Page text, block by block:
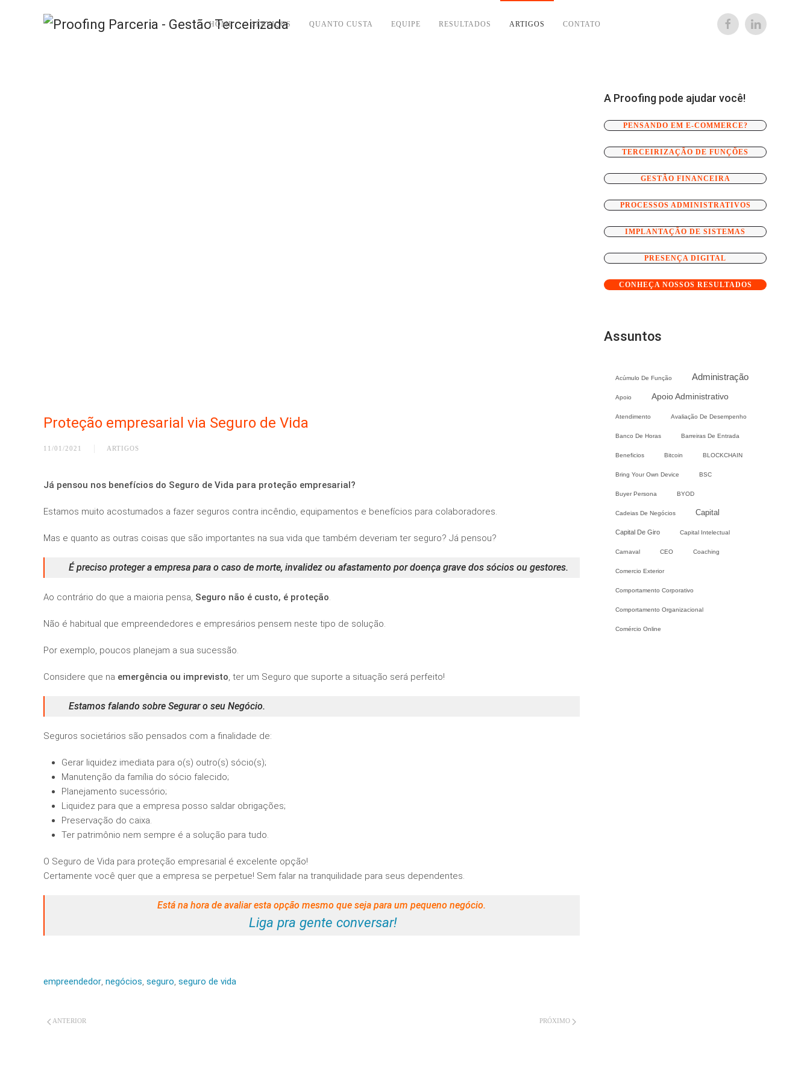
HOME SERVIÇOS QUANTO CUSTA EQUIPE RESULTADOS ARTIGOS CONTATO
Proteção empresarial via Seguro de Vida
11/01/2021 ARTIGOS
Já pensou nos benefícios do Seguro de Vida para proteção empresarial?
Estamos muito acostumados a fazer seguros contra incêndio, equipamentos e benefícios para colaboradores.
Mas e quanto as outras coisas que são importantes na sua vida que também deveriam ter seguro? Já pensou?
É preciso proteger a empresa para o caso de morte, invalidez ou afastamento por doença grave dos sócios ou gestores.
Ao contrário do que a maioria pensa, Seguro não é custo, é proteção.
Não é habitual que empreendedores e empresários pensem neste tipo de solução.
Por exemplo, poucos planejam a sua sucessão.
Considere que na emergência ou imprevisto, ter um Seguro que suporte a situação será perfeito!
Estamos falando sobre Segurar o seu Negócio.
Seguros societários são pensados com a finalidade de:
Gerar liquidez imediata para o(s) outro(s) sócio(s);
Manutenção da família do sócio falecido;
Planejamento sucessório;
Liquidez para que a empresa posso saldar obrigações;
Preservação do caixa.
Ter patrimônio nem sempre é a solução para tudo.
O Seguro de Vida para proteção empresarial é excelente opção!
Certamente você quer que a empresa se perpetue! Sem falar na tranquilidade para seus dependentes.
Está na hora de avaliar esta opção mesmo que seja para um pequeno negócio.
Liga pra gente conversar!
empreendedor, negócios, seguro, seguro de vida
ANTERIOR PRÓXIMO
A Proofing pode ajudar você!
PENSANDO EM E-COMMERCE?
TERCEIRIZAÇÃO DE FUNÇÕES
GESTÃO FINANCEIRA
PROCESSOS ADMINISTRATIVOS
IMPLANTAÇÃO DE SISTEMAS
PRESENÇA DIGITAL
CONHEÇA NOSSOS RESULTADOS
Assuntos
Acúmulo De Função Administração
Apoio Apoio Administrativo
Atendimento Avaliação De Desempenho
Banco De Horas Barreiras De Entrada
Beneficios Bitcoin BLOCKCHAIN
Bring Your Own Device BSC
Buyer Persona BYOD
Cadeias De Negócios Capital
Capital De Giro Capital Intelectual
Carnaval CEO Coaching
Comercio Exterior
Comportamento Corporativo
Comportamento Organizacional
Comércio Online